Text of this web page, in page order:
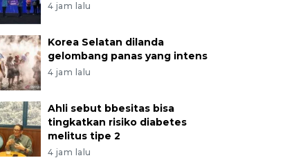
4 jam lalu
Korea Selatan dilanda
gelombang panas yang intens
4 jam lalu
Ahli sebut bbesitas bisa
tingkatkan risiko diabetes
melitus tipe 2
4 jam lalu